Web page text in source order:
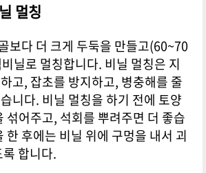
멀칭
보다 더 크게 두둑을 만들고(60~70
닐로 멀칭합니다. 비닐 멀칭은 지
고, 잡초를 방지하고, 병충해를 줄
니다. 비닐 멀칭을 하기 전에 토양
섞어주고, 석회를 뿌려주면 더 좋습
한 후에는 비닐 위에 구멍을 내서 괴
합니다.